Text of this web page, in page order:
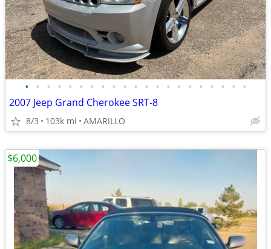
• • • • • • • • • • • • • • • • • • • • •
2007 Jeep Grand Cherokee SRT-8
8/3 103k mi AMARILLO
$6,000